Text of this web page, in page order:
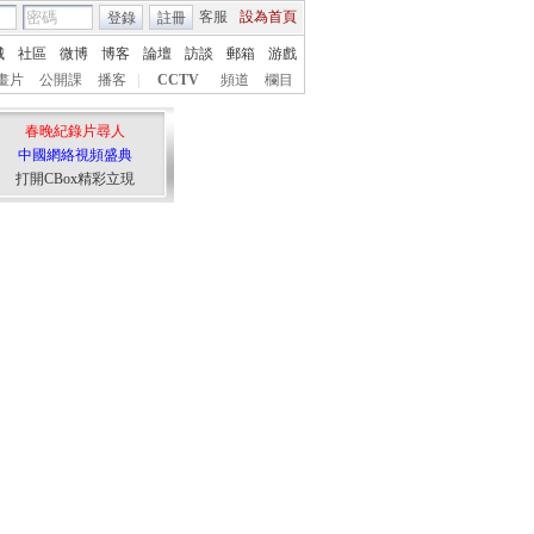
客服 設為首頁
登錄 註冊
社區 微博 博客 論壇 訪談 郵箱
游戲
片
公開課 播客 CCTV 頻道 欄目
春晚紀錄片尋人
中國網絡視頻盛典
打開CBox精彩立現